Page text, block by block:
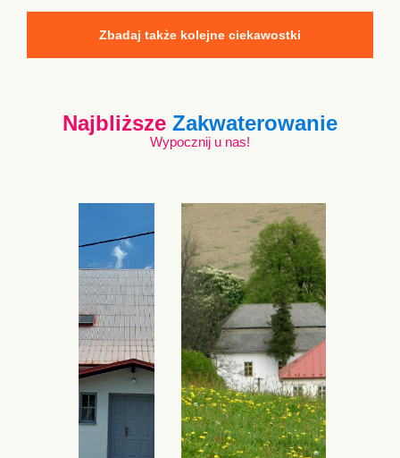
Zbadaj także kolejne ciekawostki
Najbliższe Zakwaterowanie
Wypocznij u nas!